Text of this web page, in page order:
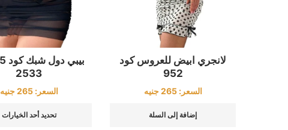
لانجري ابيض للعروس كود
952
السعر:265 جنيه
إضافة إلى السلة
2533
السعر:265 جنيه
تحديد أحد الخيارات